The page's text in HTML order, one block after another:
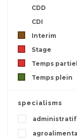
CDD
CDI
Interim
Stage
Temps partiel
Temps plein
specialisms
administratif